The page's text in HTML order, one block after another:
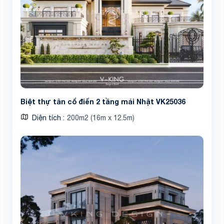
Biệt thự tân cổ điển 2 tầng mái Nhật VK25036
Diện tích 200m2 (16m x 12.5m)